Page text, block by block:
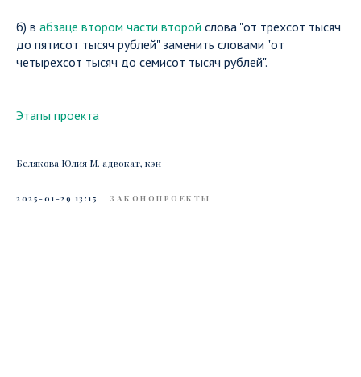
б) в абзаце втором части второй слова "от трехсот тысяч
до пятисот тысяч рублей" заменить словами "от
четырехсот тысяч до семисот тысяч рублей".
Этапы проекта
Белякова Юлия М. адвокат, кэн
2025-01-29 13:15 ЗАКОНОПРОЕКТЫ